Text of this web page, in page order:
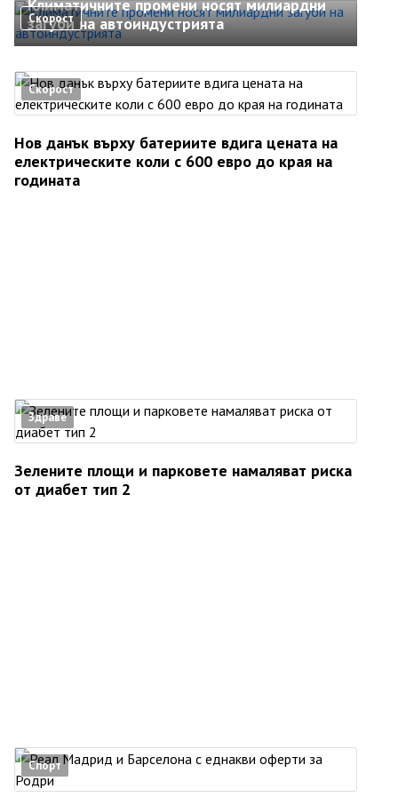
Скорост
Климатичните промени носят милиардни
загуби на автоиндустрията
Скорост
Нов данък върху батериите вдига цената на
електрическите коли с 600 евро до края на
годината
Здраве
Зелените площи и парковете намаляват риска
от диабет тип 2
Спорт